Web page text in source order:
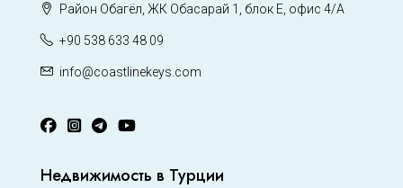
Район Обагёл, ЖК Обасарай 1, блок Е, офис 4/А
+90 538 633 48 09
info@coastlinekeys.com
Недвижимость в Турции